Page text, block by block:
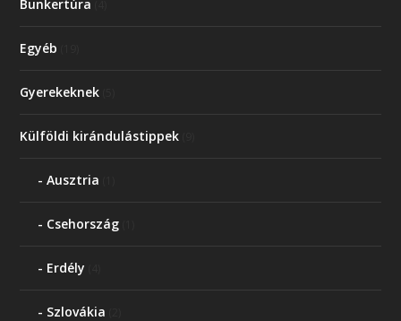
Bunkertúra
Egyéb
Gyerekeknek
Külföldi kirándulástippek
Ausztria
Csehország
Erdély
Szlovákia